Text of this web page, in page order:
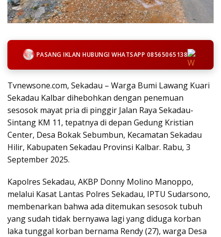
PASANG IKLAN HUBUNGI WHATSAPP 08565065138
Tvnewsone.com, Sekadau – Warga Bumi Lawang Kuari
Sekadau Kalbar dihebohkan dengan penemuan
sesosok mayat pria di pinggir Jalan Raya Sekadau-
Sintang KM 11, tepatnya di depan Gedung Kristian
Center, Desa Bokak Sebumbun, Kecamatan Sekadau
Hilir, Kabupaten Sekadau Provinsi Kalbar. Rabu, 3
September 2025.
Kapolres Sekadau, AKBP Donny Molino Manoppo,
melalui Kasat Lantas Polres Sekadau, IPTU Sudarsono,
membenarkan bahwa ada ditemukan sesosok tubuh
yang sudah tidak bernyawa lagi yang diduga korban
laka tunggal korban bernama Rendy (27), warga Desa